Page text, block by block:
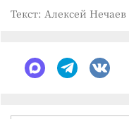
Текст: Алексей Нечаев